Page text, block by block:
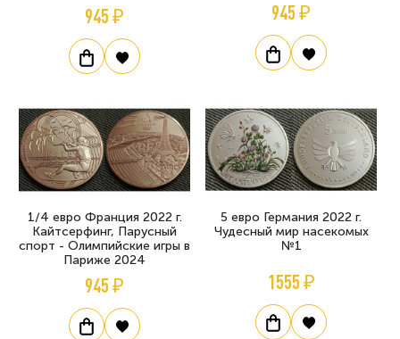
945 ₽ 945 ₽
1/4 евро Франция 2022 г.
Кайтсерфинг, Парусный
спорт - Олимпийские игры в
Париже 2024
945 ₽
5 евро Германия 2022 г.
Чудесный мир насекомых
№1
1555 ₽